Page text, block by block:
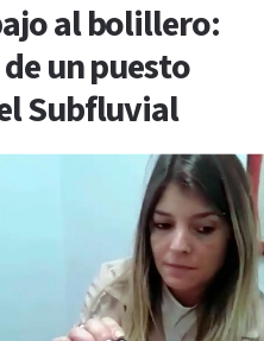
al bolillero:
un puesto
Subfluvial